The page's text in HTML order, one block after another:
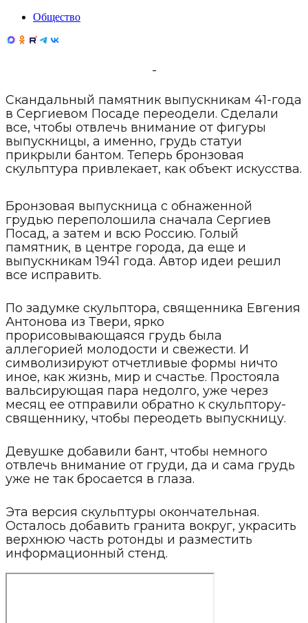
Общество
-
Скандальный памятник выпускникам 41-года
в Сергиевом Посаде переодели. Сделали
все, чтобы отвлечь внимание от фигуры
выпускницы, а именно, грудь статуи
прикрыли бантом. Теперь бронзовая
скульптура привлекает, как объект искусства.
Бронзовая выпускница с обнаженной
грудью переполошила сначала Сергиев
Посад, а затем и всю Россию. Голый
памятник, в центре города, да еще и
выпускникам 1941 года. Автор идеи решил
все исправить.
По задумке скульптора, священника Евгения
Антонова из Твери, ярко
прорисовывающаяся грудь была
аллегорией молодости и свежести. И
символизируют отчетливые формы ничто
иное, как жизнь, мир и счастье. Простояла
вальсирующая пара недолго, уже через
месяц ее отправили обратно к скульптору-
священнику, чтобы переодеть выпускницу.
Девушке добавили бант, чтобы немного
отвлечь внимание от груди, да и сама грудь
уже не так бросается в глаза.
Эта версия скульптуры окончательная.
Осталось добавить гранита вокруг, украсить
верхнюю часть ротонды и разместить
информационный стенд.